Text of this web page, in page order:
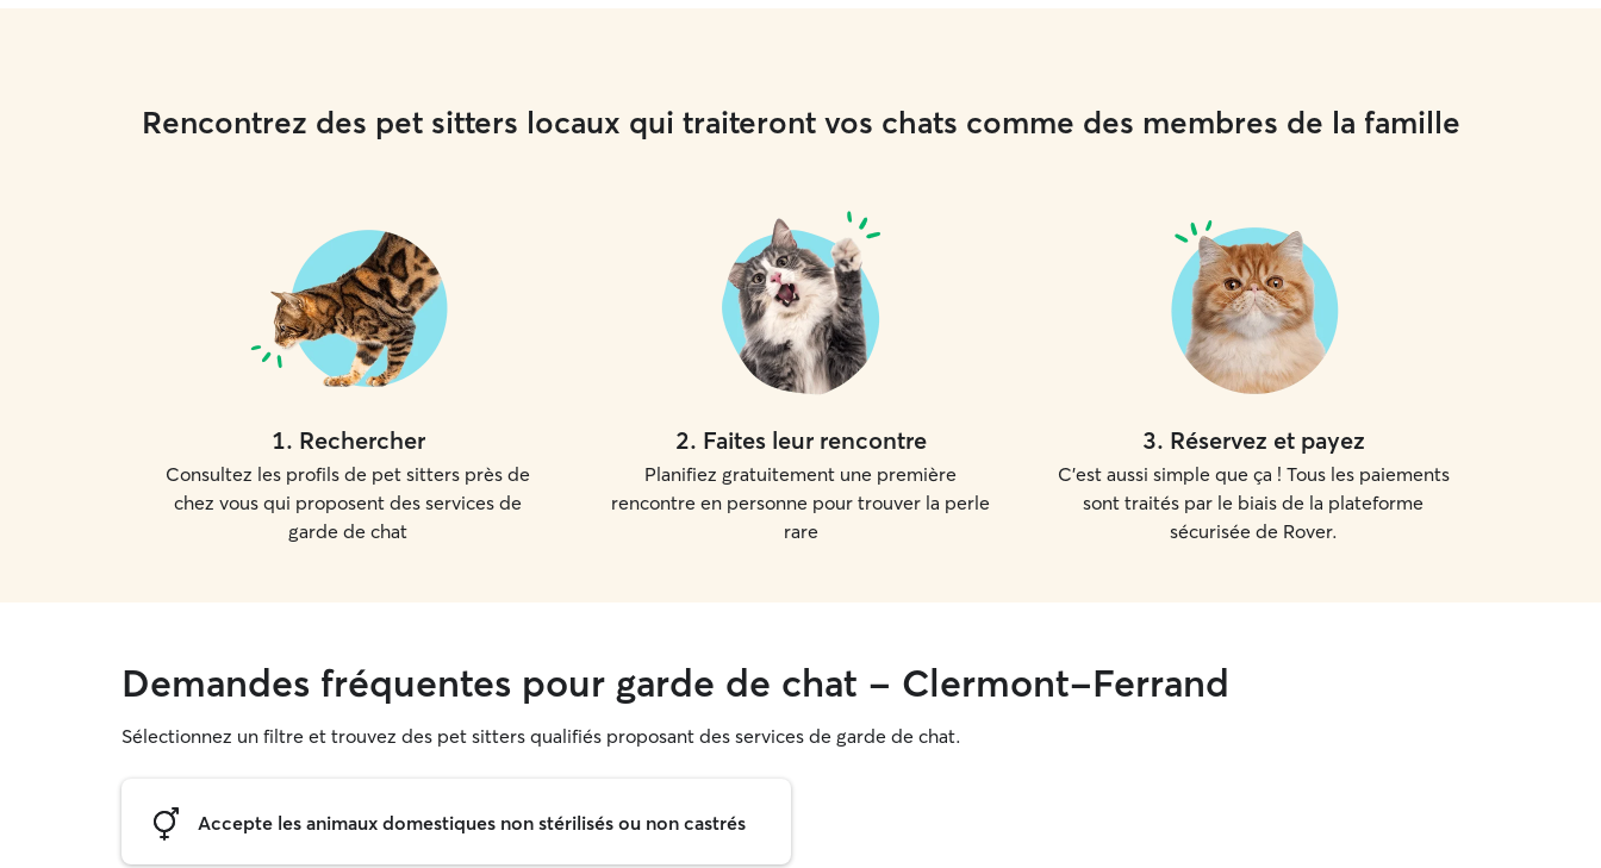
Rencontrez des pet sitters locaux qui traiteront vos chats comme des membres de la famille
1. Rechercher
Consultez les profils de pet sitters près de
chez vous qui proposent des services de
garde de chat
2. Faites leur rencontre
Planifiez gratuitement une première
rencontre en personne pour trouver la perle
rare
3. Réservez et payez
C'est aussi simple que ça ! Tous les paiements
sont traités par le biais de la plateforme
sécurisée de Rover.
Demandes fréquentes pour garde de chat - Clermont-Ferrand
Sélectionnez un filtre et trouvez des pet sitters qualifiés proposant des services de garde de chat.
Accepte les animaux domestiques non stérilisés ou non castrés